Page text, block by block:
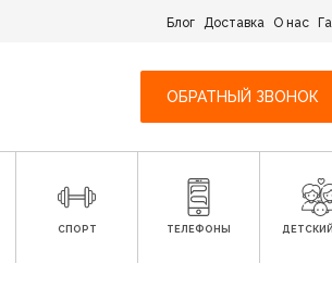
Блог Доставка О нас
ОБРАТНЫЙ ЗВОНОК
СПОРТ ТЕЛЕФОНЫ